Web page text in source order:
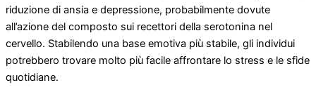
riduzione di ansia e depressione, probabilmente dovute
all’azione del composto sui recettori della serotonina nel
cervello. Stabilendo una base emotiva più stabile, gli individui
potrebbero trovare molto più facile affrontare lo stress e le sfide
quotidiane.